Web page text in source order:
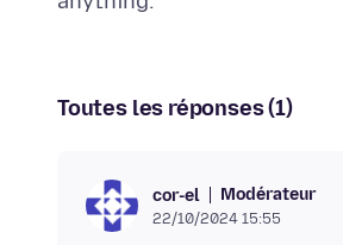
Toutes les réponses (1)
cor-el Modérateur
22/10/2024 15:55